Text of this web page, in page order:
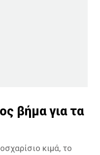
βήμα για τα
κιμά, το